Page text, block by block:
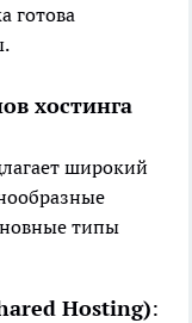
готова
хостинга
широкий
типы
Hosting):